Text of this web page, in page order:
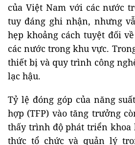
của Việt Nam với các nước
tuy đáng ghi nhận, nhưng
hẹp khoảng cách tuyệt đối
các nước trong khu vực.
thiết bị và quy trình công
lạc hậu.
Tỷ lệ đóng góp của năng
hợp (TFP) vào tăng trưởng
thấy trình độ phát triển khoa
thức tổ chức và quản lý